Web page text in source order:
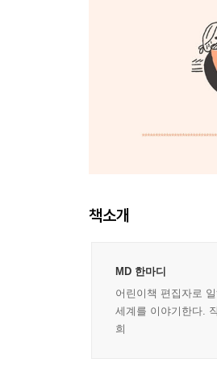
책소개
MD 한마디
어린이책 편집자로
세계를 이야기한다.
희